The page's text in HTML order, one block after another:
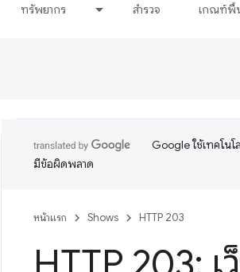
ทรัพยากร สำรวจ เกณฑ์พื้
Google ใช้เทคโน
มีข้อผิดพลาด
หน้าแรก Shows HTTP 203